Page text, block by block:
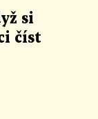
si
číst